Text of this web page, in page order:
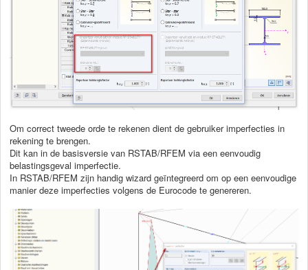
Om correct tweede orde te rekenen dient de gebruiker imperfecties in
rekening te brengen.
Dit kan in de basisversie van RSTAB/RFEM via een eenvoudig
belastingsgeval imperfectie.
In RSTAB/RFEM zijn handig wizard geïntegreerd om op een eenvoudige
manier deze imperfecties volgens de Eurocode te genereren.